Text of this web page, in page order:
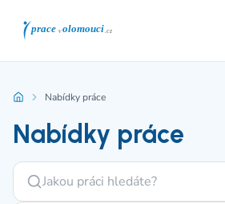
Nabídky práce
Nabídky práce